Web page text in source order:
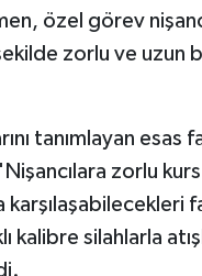
özel görev
zorlu ve uzun
tanımlayan
zorlu
karşılaşabilecekleri
kalibre silahlarla